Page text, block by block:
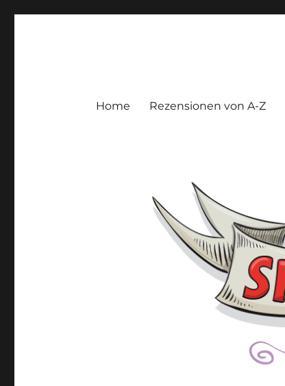
Home Rezensionen von A-Z